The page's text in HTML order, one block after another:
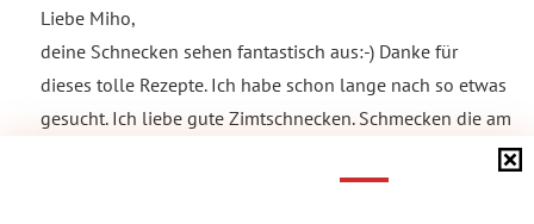
Liebe Miho,
deine Schnecken sehen fantastisch aus:-) Danke für
dieses tolle Rezepte. Ich habe schon lange nach so etwas
gesucht. Ich liebe gute Zimtschnecken. Schmecken die am